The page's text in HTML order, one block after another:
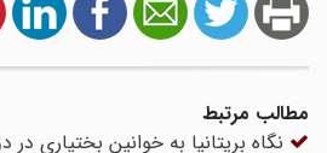
مطالب مرتبط
نگاه بریتانیا به خوانین بختیاری در